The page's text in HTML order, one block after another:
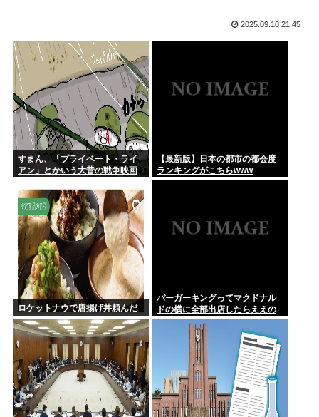
【1%】高市総理 消費減税めぐり 2年後に戻すのは「私の覚
悟」
NISA民、『オルカン』『S&P500』『NASDAQ100』し...
円は年末149円に 協調介入に加え日銀早期利上げ想定
お弁当屋さん、消費税が下がっても値段据え置き
ニートぼく、セブンイレブンのバイトに応募
ナイナイ岡村、家事をめぐる妻の不満に「言ってくれたら済む
話やん」...
スーパーマンの俳優、ホテルを全裸で徘徊し屋上から放尿
2025.09.10 21:45
すまん、「プライベート・ライ
アン」とかいう大昔の戦争映画
んだが…これずっと続く感じ？
【最新版】日本の都市の都会度
ランキングがこちらwww
ロケットナウで唐揚げ丼頼んだ
バーガーキングってマクドナル
ドの横に全部出店したらええの
にな